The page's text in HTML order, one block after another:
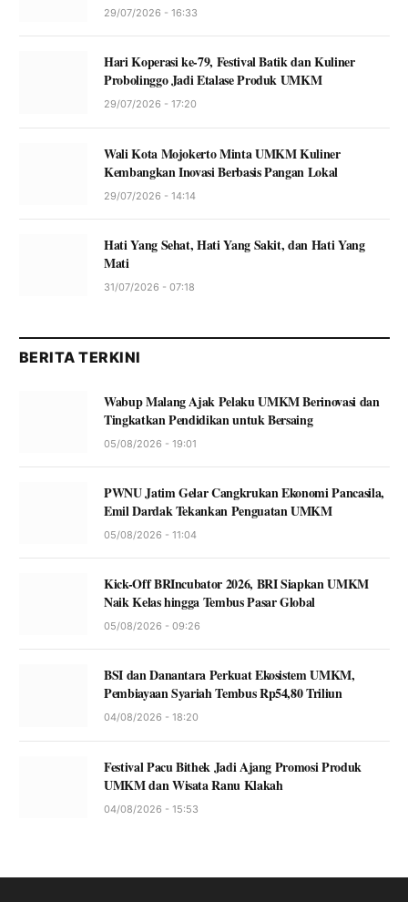
29/07/2026 - 16:33
Hari Koperasi ke-79, Festival Batik dan Kuliner
Probolinggo Jadi Etalase Produk UMKM
29/07/2026 - 17:20
Wali Kota Mojokerto Minta UMKM Kuliner
Kembangkan Inovasi Berbasis Pangan Lokal
29/07/2026 - 14:14
Hati Yang Sehat, Hati Yang Sakit, dan Hati Yang
Mati
31/07/2026 - 07:18
BERITA TERKINI
Wabup Malang Ajak Pelaku UMKM Berinovasi dan
Tingkatkan Pendidikan untuk Bersaing
05/08/2026 - 19:01
PWNU Jatim Gelar Cangkrukan Ekonomi Pancasila,
Emil Dardak Tekankan Penguatan UMKM
05/08/2026 - 11:04
Kick-Off BRIncubator 2026, BRI Siapkan UMKM
Naik Kelas hingga Tembus Pasar Global
05/08/2026 - 09:26
BSI dan Danantara Perkuat Ekosistem UMKM,
Pembiayaan Syariah Tembus Rp54,80 Triliun
04/08/2026 - 18:20
Festival Pacu Bithek Jadi Ajang Promosi Produk
UMKM dan Wisata Ranu Klakah
04/08/2026 - 15:53